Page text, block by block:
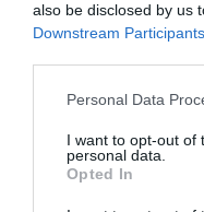
also be disclosed by us
Downstream Participants
Please note that this
not limited to your visit
grant or deny consent
use your data for below
Personal Data
I want to opt-out of
personal data.
Opted In
Διαγωνισμός για τις
GOOGLE NEWS
Σχετικά